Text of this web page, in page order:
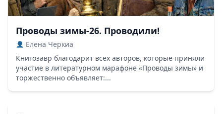
Проводы зимы-26. Проводили!
Елена Черкиа
Книгозавр благодарит всех авторов, которые приняли
участие в литературном марафоне «Проводы зимы» и
торжественно объявляет:...